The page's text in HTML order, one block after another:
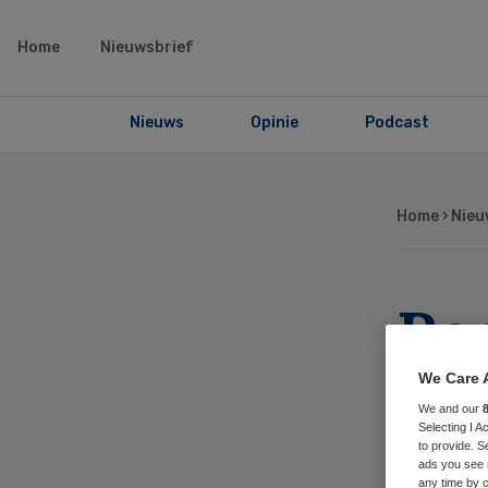
Home Nieuwsbrief
Nieuws Opinie Podcast
Home ›
We Care
We and our
Selecting I
to provide.
ads you see
any time by